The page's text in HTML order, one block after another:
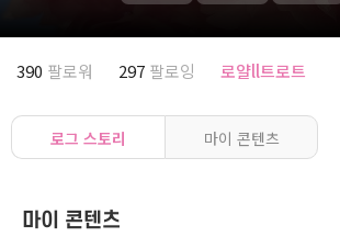
390 팔로워 297 팔로잉 로얄ll트로트
로그 스토리 마이 콘텐츠
마이 콘텐츠